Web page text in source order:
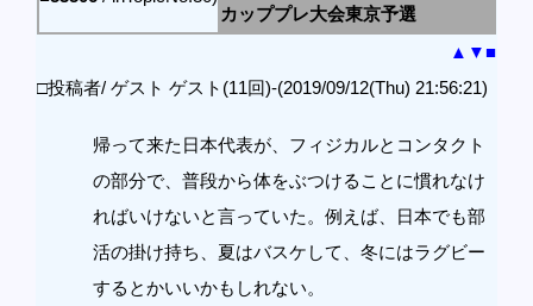
カッププレ大会東京予選
▲ ▼■
□投稿者/ ゲスト ゲスト(11回)-(2019/09/12(Thu) 21:56:21)
帰って来た日本代表が、フィジカルとコンタクト
の部分で、普段から体をぶつけることに慣れなけ
ればいけないと言っていた。例えば、日本でも部
活の掛け持ち、夏はバスケして、冬にはラグビー
するとかいいかもしれない。